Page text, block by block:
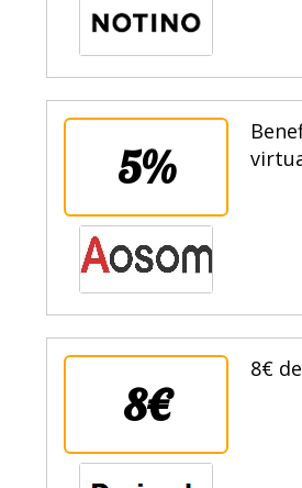
5%
8€
8€